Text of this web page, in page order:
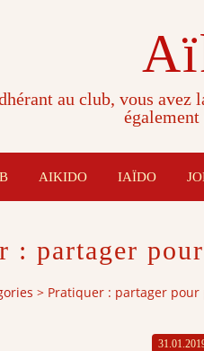
au club, vous
AIKIDO IAÏDO
: partager
> Pratiquer : partager